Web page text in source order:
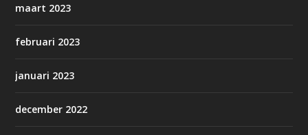
maart 2023
februari 2023
januari 2023
december 2022